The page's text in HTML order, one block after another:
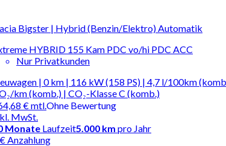
Bigster | Hybrid (Benzin/Elektro) Automatik
HYBRID 155 Kam PDC vo/hi PDC ACC
Nur Privatkunden
| 0 km | 116 kW (158 PS) | 4,7 l/100km
km (komb.) | CO₂-Klasse C (komb.)
€mtl.
MwSt.
Ohne Bewertung
Monate Laufzeit5.000 km pro Jahr
Anzahlung